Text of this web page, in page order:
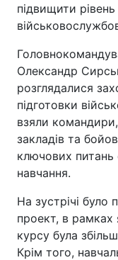
підвищити рівень
Олександр
розглядалися
підготовки
взяли
закладів та
ключових питань
навчання.
На зустрічі було
проект, в рамках
курсу була
Крім того,